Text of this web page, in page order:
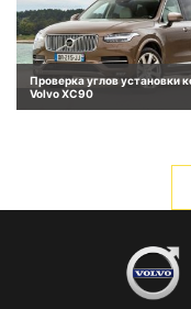
Проверка углов установки
Volvo XC90